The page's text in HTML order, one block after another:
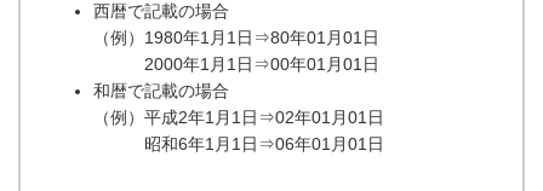
西暦で記載の場合
（例）1980年1月1日⇒80年01月01日
2000年1月1日⇒00年01月01日
和暦で記載の場合
（例）平成2年1月1日⇒02年01月01日
昭和6年1月1日⇒06年01月01日